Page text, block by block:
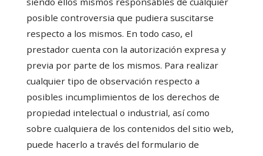
posible controversia que pudiera suscitarse
respecto a los mismos. En todo caso, el
prestador cuenta con la autorización expresa y
previa por parte de los mismos. Para realizar
cualquier tipo de observación respecto a
posibles incumplimientos de los derechos de
propiedad intelectual o industrial, así como
sobre cualquiera de los contenidos del sitio web,
puede hacerlo a través del formulario de